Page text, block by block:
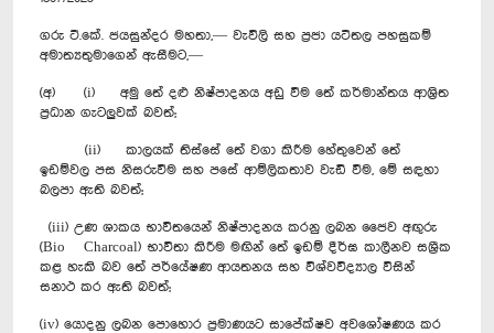
ගරු ටී.කේ. ජයසුන්දර මහතා,— වැවිලි සහ ප්‍රජා යටිතල පහසුකම්
අමාත්‍යතුමාගෙන් ඇසීමට,—
(අ) (i) අමු තේ දළු නිෂ්පාදනය අඩු වීම තේ කර්මාන්තය ආශ්‍රිත
ප්‍රධාන ගැටලුවක් බවත්;
(ii) කාලයක් තිස්සේ තේ වගා කිරීම හේතුවෙන් තේ
ඉඩම්වල පස නිසරුවීම සහ පසේ ආම්ලිකතාව වැඩි වීම, මේ සඳහා
බලපා ඇති බවත්;
(iii) උණ ශාකය භාවිතයෙන් නිෂ්පාදනය කරනු ලබන ජෛව අඟුරු
(Bio Charcoal) භාවිතා කිරීම මඟින් තේ ඉඩම් දීර්ඝ කාලීනව සශ්‍රීක
කළ හැකි බව තේ පර්යේෂණ ආයතනය සහ විශ්වවිද්‍යාල විසින්
සනාථ කර ඇති බවත්;
(iv) යොදනු ලබන පොහොර ප්‍රමාණයට සාපේක්ෂව අවශෝෂණය කර